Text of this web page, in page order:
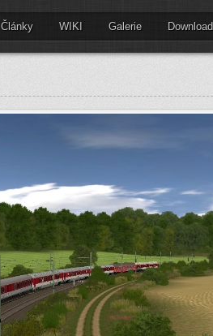
Články WIKI Galerie Download